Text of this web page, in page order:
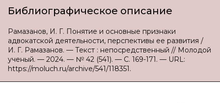
Библиографическое описание
Рамазанов, И. Г. Понятие и основные признаки
адвокатской деятельности, перспективы ее развития /
И. Г. Рамазанов. — Текст : непосредственный // Молодой
ученый. — 2024. — № 42 (541). — С. 169-171. — URL:
https://moluch.ru/archive/541/118351.